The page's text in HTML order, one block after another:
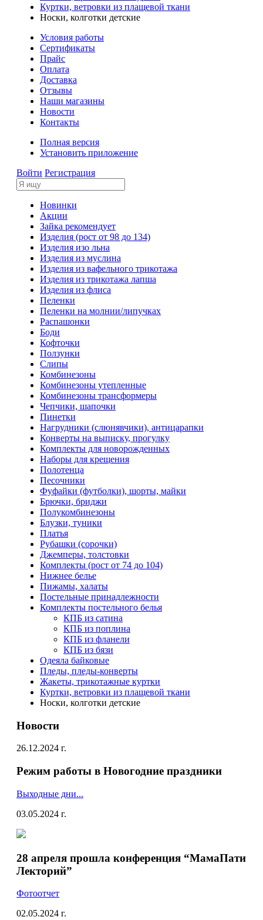
Куртки, ветровки из плащевой ткани
Носки, колготки детские
Условия работы
Сертификаты
Прайс
Оплата
Доставка
Отзывы
Наши магазины
Новости
Контакты
Полная версия
Установить приложение
Войти Регистрация
Новинки
Акции
Зайка рекомендует
Изделия (рост от 98 до 134)
Изделия изо льна
Изделия из муслина
Изделия из вафельного трикотажа
Изделия из трикотажа лапша
Изделия из флиса
Пеленки
Пеленки на молнии/липучках
Распашонки
Боди
Кофточки
Ползунки
Слипы
Комбинезоны
Комбинезоны утепленные
Комбинезоны трансформеры
Чепчики, шапочки
Пинетки
Нагрудники (слюнявчики), антицарапки
Конверты на выписку, прогулку
Комплекты для новорожденных
Наборы для крещения
Полотенца
Песочники
Фуфайки (футболки), шорты, майки
Брючки, бриджи
Полукомбинезоны
Блузки, туники
Платья
Рубашки (сорочки)
Джемперы, толстовки
Комплекты (рост от 74 до 104)
Нижнее белье
Пижамы, халаты
Постельные принадлежности
Комплекты постельного белья
КПБ из сатина
КПБ из поплина
КПБ из фланели
КПБ из бязи
Одеяла байковые
Пледы, пледы-конверты
Жакеты, трикотажные куртки
Куртки, ветровки из плащевой ткани
Носки, колготки детские
Новости
26.12.2024 г.
Режим работы в Новогодние праздники
Выходные дни...
03.05.2024 г.
28 апреля прошла конференция “МамаПати
Лекторий”
Фотоотчет
02.05.2024 г.